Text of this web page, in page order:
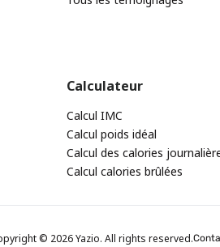
Calculateur
Calcul IMC
Calcul poids idéal
Calcul des calories
Calcul calories brûlées
© 2026 Yazio. All rights reserved.